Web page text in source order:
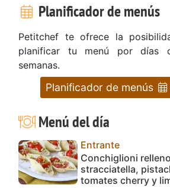
Planificador de menús
Petitchef te ofrece la
planificar tu menú por días
semanas.
Planificador de menús
Menú del día
Entrante
Conchiglioni
stracciatella,
tomates cherry y